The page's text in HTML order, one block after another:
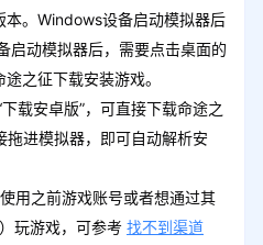
本。Windows设备启动模拟器后
启动模拟器后，需要点击桌面的
之征下载安装游戏。
载安卓版”，可直接下载命途之
进模拟器，即可自动解析安
用之前游戏账号或者想通过其
玩游戏，可参考 找不到渠道